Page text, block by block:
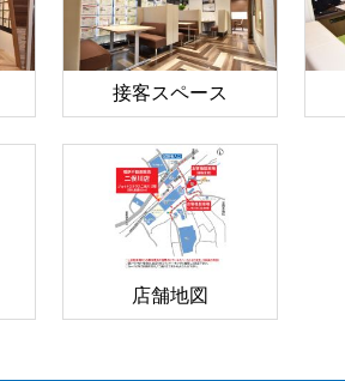
接客スペース
店舗地図